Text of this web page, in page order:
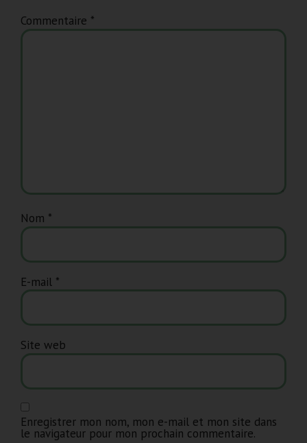
Commentaire *
Nom *
E-mail *
Site web
Enregistrer mon nom, mon e-mail et mon site dans
le navigateur pour mon prochain commentaire.